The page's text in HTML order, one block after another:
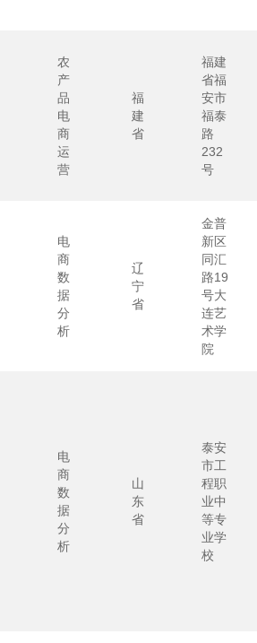
农
产
品
电
商
运
营
福
建
省
福建
省福
安市
福泰
路
232
号
电
商
数
据
分
析
辽
宁
省
金普
新区
同汇
路19
号大
连艺
术学
院
电
商
数
据
分
析
山
东
省
泰安
市工
程职
业中
等专
业学
校